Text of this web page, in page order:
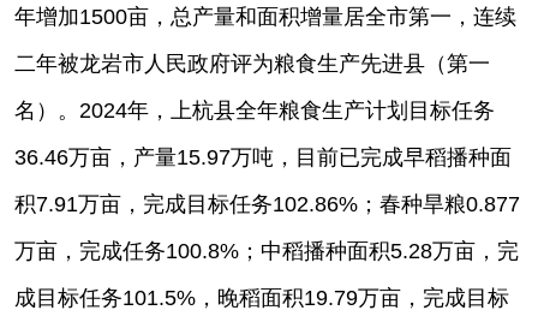
年增加1500亩，总产量和面积增量居全市第一，连续
二年被龙岩市人民政府评为粮食生产先进县（第一
名）。2024年，上杭县全年粮食生产计划目标任务
36.46万亩，产量15.97万吨，目前已完成早稻播种面
积7.91万亩，完成目标任务102.86%；春种旱粮0.877
万亩，完成任务100.8%；中稻播种面积5.28万亩，完
成目标任务101.5%，晚稻面积19.79万亩，完成目标